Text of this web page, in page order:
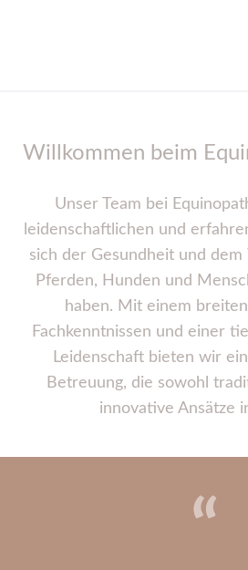
Willkommen beim
Unser Team bei
leidenschaftlichen und
sich der Gesundheit und
Pferden, Hunden und
haben. Mit einem
Fachkenntnissen und einer
Leidenschaft bieten wir
Betreuung, die sowohl
innovative Ansätze